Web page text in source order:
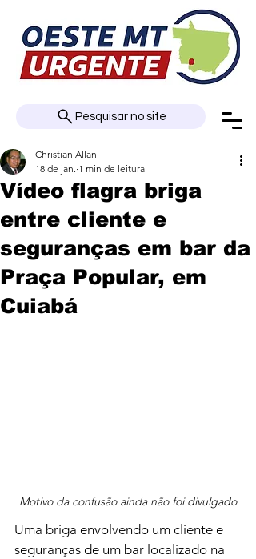
Pesquisar no site
Vídeo flagra briga
entre cliente e
seguranças em bar da
Praça Popular, em
Cuiabá
Christian Allan
18 de jan. 1 min de leitura
Motivo da confusão ainda não foi divulgado
Uma briga envolvendo um cliente e
seguranças de um bar localizado na